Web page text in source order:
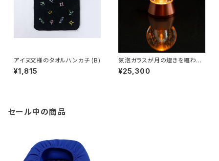
アイヌ文様のタオルハンカチ (B)
¥1,815
気泡ガラスが月の煌きを纏わせ
るテーブルライト -Luna / ル
ナ –
¥25,300
セール中の商品